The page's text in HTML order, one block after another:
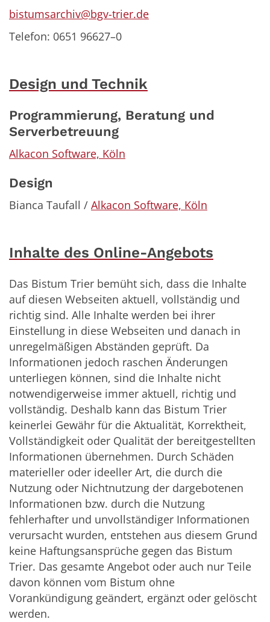
bistumsarchiv@bgv-trier.de
Telefon: 0651 96627–0
Design und Technik
Programmierung, Beratung und
Serverbetreuung
Alkacon Software, Köln
Design
Bianca Taufall / Alkacon Software, Köln
Inhalte des Online-Angebots
Das Bistum Trier bemüht sich, dass die Inhalte
auf diesen Webseiten aktuell, vollständig und
richtig sind. Alle Inhalte werden bei ihrer
Einstellung in diese Webseiten und danach in
unregelmäßigen Abständen geprüft. Da
Informationen jedoch raschen Änderungen
unterliegen können, sind die Inhalte nicht
notwendigerweise immer aktuell, richtig und
vollständig. Deshalb kann das Bistum Trier
keinerlei Gewähr für die Aktualität, Korrektheit,
Vollständigkeit oder Qualität der bereitgestellten
Informationen übernehmen. Durch Schäden
materieller oder ideeller Art, die durch die
Nutzung oder Nichtnutzung der dargebotenen
Informationen bzw. durch die Nutzung
fehlerhafter und unvollständiger Informationen
verursacht wurden, entstehen aus diesem Grund
keine Haftungsansprüche gegen das Bistum
Trier. Das gesamte Angebot oder auch nur Teile
davon können vom Bistum ohne
Vorankündigung geändert, ergänzt oder gelöscht
werden.